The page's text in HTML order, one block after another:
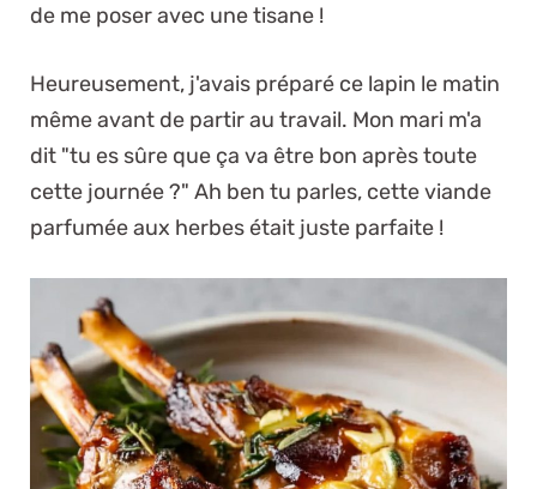
de me poser avec une tisane !
Heureusement, j'avais préparé ce lapin le matin
même avant de partir au travail. Mon mari m'a
dit "tu es sûre que ça va être bon après toute
cette journée ?" Ah ben tu parles, cette viande
parfumée aux herbes était juste parfaite !